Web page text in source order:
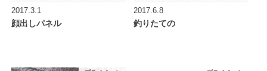
2017.3.1
顔出しパネル
2017.6.8
釣りたての